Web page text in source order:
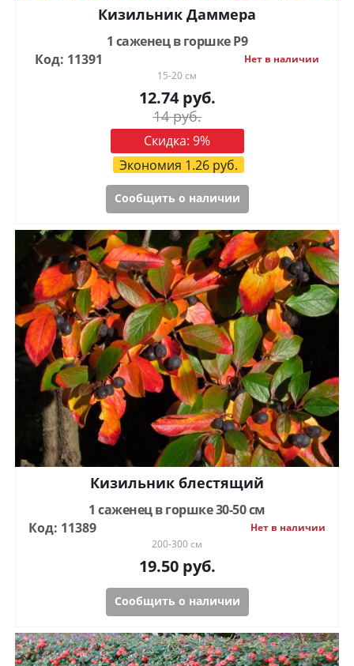
Кизильник Даммера
1 саженец в горшке Р9
Код: 11391
Нет в наличии
15-20 см
12.74руб.
14руб.
Скидка: 9%
Экономия 1.26руб.
Сообщить о наличии
Кизильник блестящий
1 саженец в горшке 30-50 см
Код: 11389
Нет в наличии
200-300 см
19.50руб.
Сообщить о наличии